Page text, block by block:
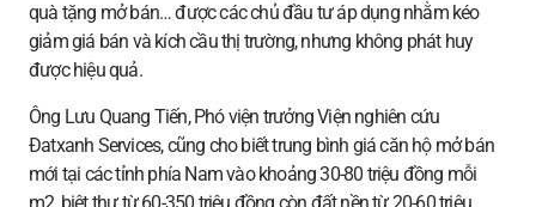
quà tặng mở bán… được các chủ đầu tư áp dụng nhằm kéo
giảm giá bán và kích cầu thị trường, nhưng không phát huy
được hiệu quả.
Ông Lưu Quang Tiến, Phó viện trưởng Viện nghiên cứu
Đatxanh Services, cũng cho biết trung bình giá căn hộ mở bán
mới tại các tỉnh phía Nam vào khoảng 30-80 triệu đồng mỗi